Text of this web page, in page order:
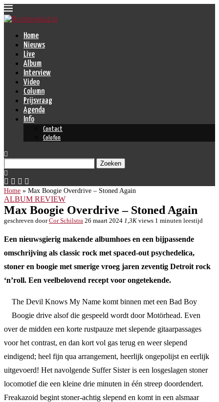
Home
Nieuws
Live
Album
Interview
Video
Column
Prijsvraag
Agenda
Info
Contact
Colofon
Zoeken
Home » Max Boogie Overdrive – Stoned Again
ALBUM REVIEW
Max Boogie Overdrive – Stoned Again
geschreven doorCor Schilstra 26 maart 2024 1,3K views 1 minuten leestijd
Een nieuwsgierig makende albumhoes en een bijpassende
omschrijving als classic rock met spaced-out psychedelica,
stoner en boogie met smerige vroeg jaren zeventig Detroit rock
‘n’roll. Een veelbelovend recept voor ongetekende.
The Devil Knows My Name komt binnen met een Bad Boy
Boogie drive alsof die gespeeld wordt door Motörhead. Even
over de midden een korte rustpauze met slepende gitaarpassages
voor het contrast, en dan kort vol gas terug en weer slepend
eindigend; heel fijn qua arrangement, heerlijk ongepolijst en eerlijk
uitgevoerd! Het navolgende Suffer Sister is een losgeslagen stoner
locomotief die een kleine drie minuten in één streep doordendert.
Freakazoid begint stoner-achtig slepend en komt in een alsmaar